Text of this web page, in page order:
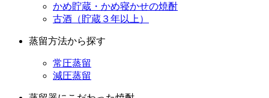
かめ貯蔵・かめ寝かせの焼酎
古酒（貯蔵３年以上）
蒸留方法から探す
常圧蒸留
減圧蒸留